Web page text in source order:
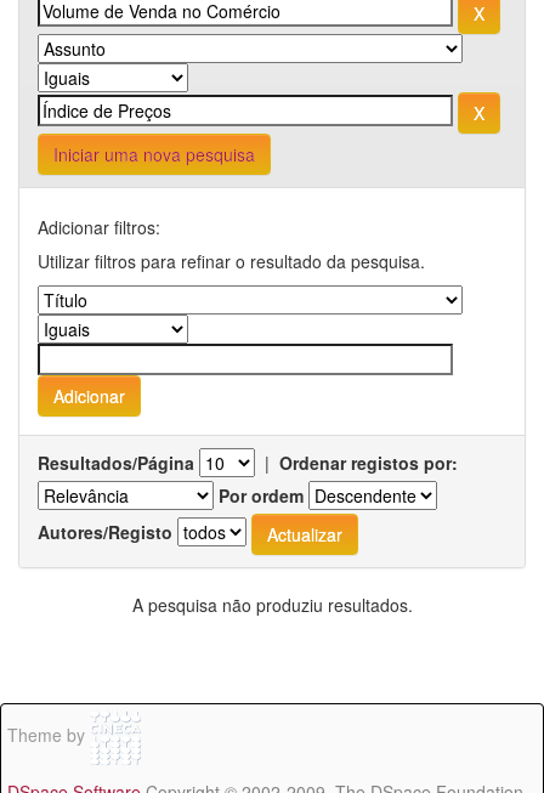
Iniciar uma nova pesquisa
Adicionar filtros:
Utilizar filtros para refinar o resultado da pesquisa.
Resultados/Página | Ordenar registos por:
Por ordem
Autores/Registo
A pesquisa não produziu resultados.
Theme by